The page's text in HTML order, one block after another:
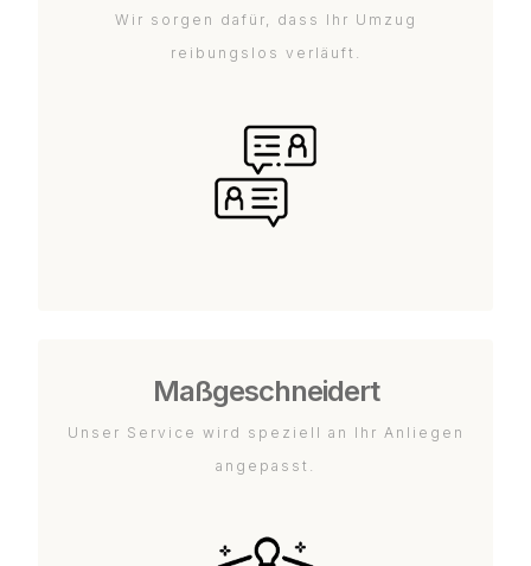
Wir sorgen dafür, dass Ihr Umzug
reibungslos verläuft.
Maßgeschneidert
Unser Service wird speziell an Ihr Anliegen
angepasst.